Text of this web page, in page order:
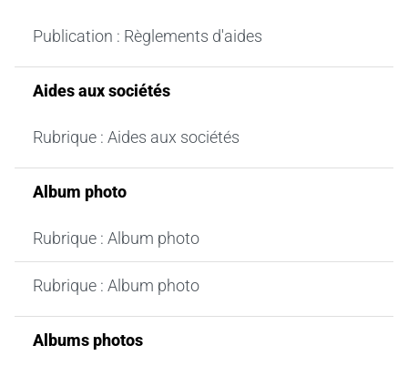
Publication : Règlements d'aides
Aides aux sociétés
Rubrique : Aides aux sociétés
Album photo
Rubrique : Album photo
Rubrique : Album photo
Albums photos